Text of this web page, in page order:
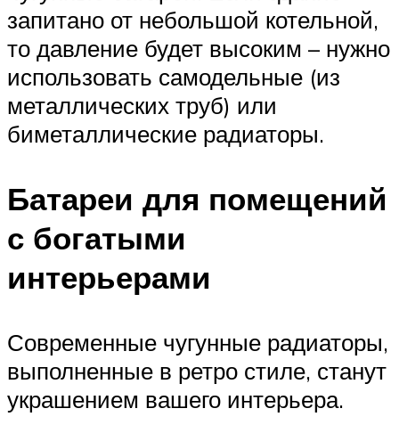
запитано от небольшой котельной,
то давление будет высоким – нужно
использовать самодельные (из
металлических труб) или
биметаллические радиаторы.
Батареи для помещений
с богатыми
интерьерами
Современные чугунные радиаторы,
выполненные в ретро стиле, станут
украшением вашего интерьера.